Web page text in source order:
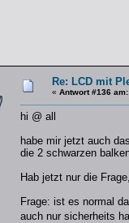
Re: LCD mit
« Antwort #136 am:
hi @ all
habe mir jetzt auch
die 2 schwarzen
Hab jetzt nur die
Frage: ist es normal
auch nur sicherheits